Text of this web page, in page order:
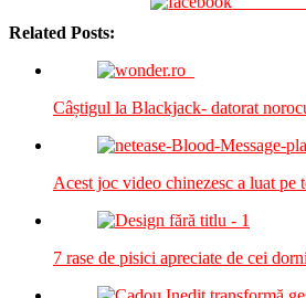
Related Posts:
Câștigul la Blackjack- datorat
Acest joc video chinezesc a luat
7 rase de pisici apreciate de cei